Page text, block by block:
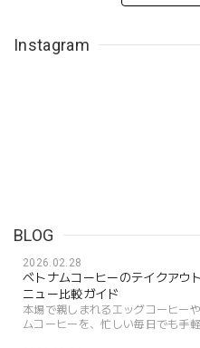
BLOG
2026.02.28
ベトナムコーヒーのテイクアウ
ニュー比較ガイド
本場で親しまれるエッグコーヒー
ムコーヒーを、忙しい毎日でも手
Instagram